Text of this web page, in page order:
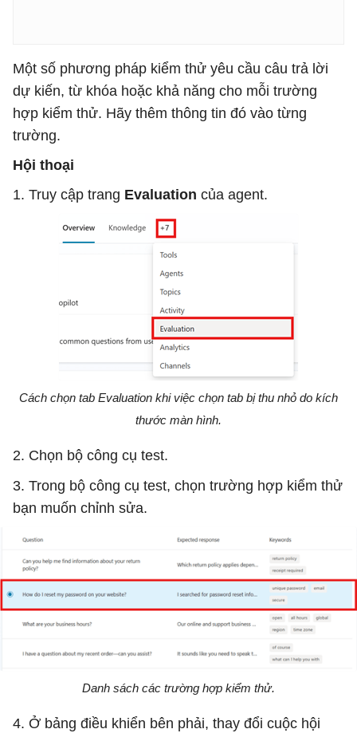
Một số phương pháp kiểm thử yêu cầu câu trả lời
dự kiến, từ khóa hoặc khả năng cho mỗi trường
hợp kiểm thử. Hãy thêm thông tin đó vào từng
trường.
Hội thoại
1. Truy cập trang Evaluation của agent.
Cách chọn tab Evaluation khi việc chọn tab bị thu nhỏ do kích
thước màn hình.
2. Chọn bộ công cụ test.
3. Trong bộ công cụ test, chọn trường hợp kiểm thử
bạn muốn chỉnh sửa.
Danh sách các trường hợp kiểm thử.
4. Ở bảng điều khiển bên phải, thay đổi cuộc hội